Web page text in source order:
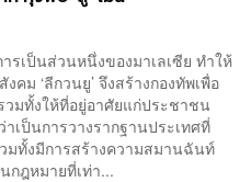
รเป็นส่วนหนึ่งของมาเลเซีย ทำให้
คม ‘ลีกวนยู’ จึงสร้างกองทัพเพื่อ
มทั้งให้ที่อยู่อาศัยแก่ประชาชน
เป็นการวางรากฐานประเทศที่
มทั้งมีการสร้างความสมานฉันท์
กฎหมายที่เท่า...